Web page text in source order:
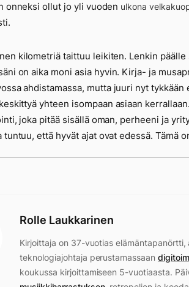
onneksi ollut jo yli vuoden ulkona
kilometriä taittuu leikiten. Lenkin
on aika moni asia hyvin. Kirja- ja
ahdistamassa, mutta juuri nyt tykkään
yhteen isompaan asiaan
joka pitää sisällä oman, perheeni ja
tuntuu, että hyvät ajat ovat edessä. Tämä
Rolle Laukkarinen
Kirjoittaja on 37-vuotias
teknologiajohtaja perustamassaan
koukussa kirjoittamiseen 5-vuotiaasta.